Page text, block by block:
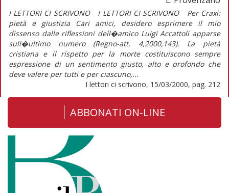
I LETTORI CI SCRIVONO I LETTORI CI SCRIVONO Per Craxi:
pietà e giustizia Cari amici, desidero esprimere il mio
dissenso dalle riflessioni dell�amico Luigi Accattoli apparse
sull�ultimo numero (Regno-att. 4,2000,143). La pietà
cristiana e il rispetto per la morte costituiscono sempre
espressione di un sentimento giusto, alto e profondo che
deve valere per tutti e per ciascuno,...
I lettori ci scrivono, 15/03/2000, pag. 212
ABBONATI ON-LINE